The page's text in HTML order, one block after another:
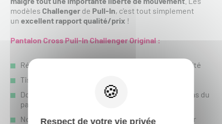
modèlesChallenger de Pull-In, c'est tout simplement
un excellent rapport qualité/prix !
Pantalon Cross Pull-In Challenger Original:
Réalisé en Polyester en DYNAX de très haute qualité
Tissu 1000D CORDULA à l'arrière du pantalon
Doublure entièrement ventilée cousus jusqu'en bas du
pantalon
Nombreuses pièces extensibles en SPANDEX pour
Respect de votre vie privée